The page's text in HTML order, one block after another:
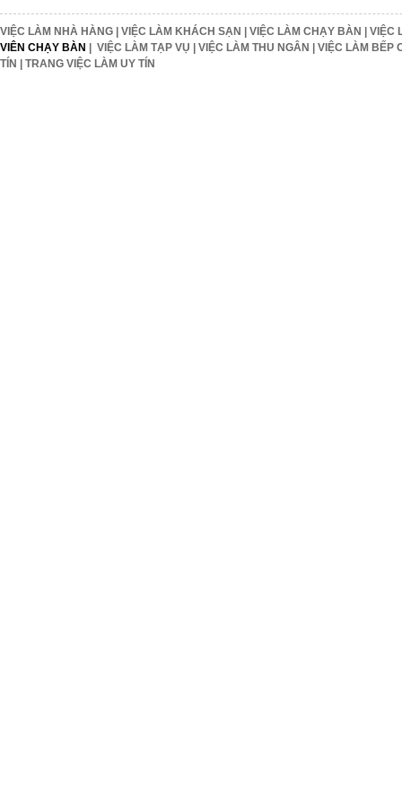
VIỆC LÀM NHÀ HÀNG | VIỆC LÀM KHÁCH SẠN | VIỆC LÀM CHẠY BÀN | VIỆC
VIÊN CHẠY BÀN | VIỆC LÀM TẠP VỤ | VIỆC LÀM THU NGÂN | VIỆC LÀM BẾP
TÍN | TRANG VIỆC LÀM UY TÍN